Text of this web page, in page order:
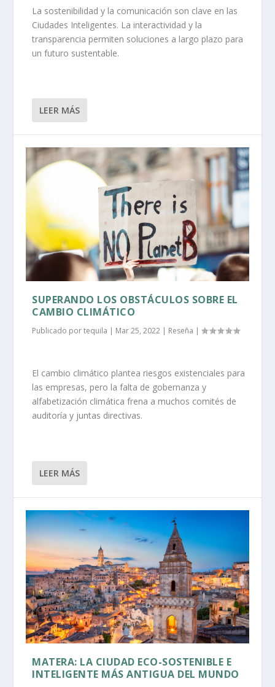
La sostenibilidad y la comunicación son clave en las
Ciudades Inteligentes. La interactividad y la
transparencia permiten soluciones a largo plazo para
un futuro sustentable.
LEER MÁS
SUPERANDO LOS OBSTÁCULOS SOBRE EL
CAMBIO CLIMÁTICO
Publicado portequila | Mar 25, 2022 | Reseña |
El cambio climático plantea riesgos existenciales para
las empresas, pero la falta de gobernanza y
alfabetización climática frena a muchos comités de
auditoría y juntas directivas.
LEER MÁS
MATERA: LA CIUDAD ECO-SOSTENIBLE E
INTELIGENTE MÁS ANTIGUA DEL MUNDO